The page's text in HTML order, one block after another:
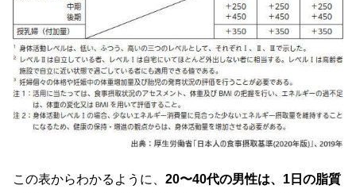
この表からわかるように、20〜40代の男性は、1日の脂質